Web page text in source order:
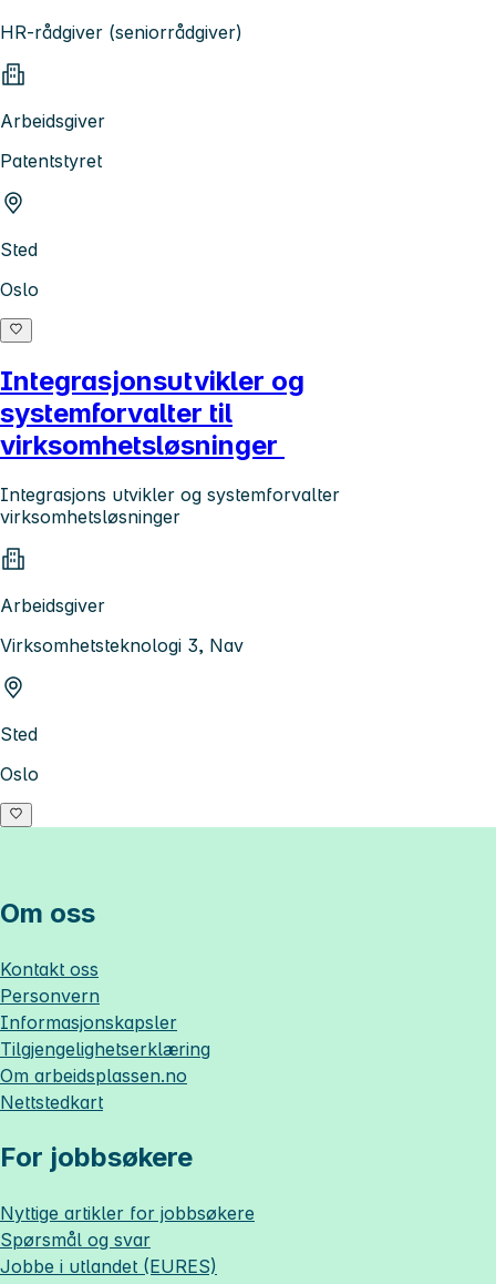
HR-rådgiver (seniorrådgiver)
Arbeidsgiver
Patentstyret
Sted
Oslo
Integrasjonsutvikler og
systemforvalter til
virksomhetsløsninger
Integrasjons utvikler og systemforvalter
virksomhetsløsninger
Arbeidsgiver
Virksomhetsteknologi 3, Nav
Sted
Oslo
Om oss
Kontakt oss
Personvern
Informasjonskapsler
Tilgjengelighetserklæring
Om arbeidsplassen.no
Nettstedkart
For jobbsøkere
Nyttige artikler for jobbsøkere
Spørsmål og svar
Jobbe i utlandet (EURES)